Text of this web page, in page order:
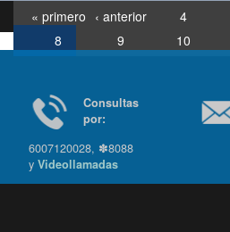
« primero ‹ anterior 4
8
9 10
Consultas
por:
6007120028, ✽8088
yVideollamadas